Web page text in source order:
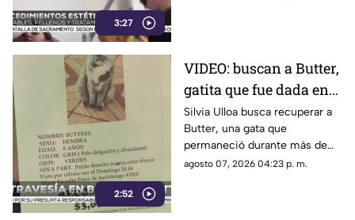
3:27
2:52
VIDEO: buscan a Butter,
gatita que fue dada en
adopción tras
desaparecer en Ciudad
Juárez
Silvia Ulloa busca recuperar a
Butter, una gata que
permaneció durante más de
cinco años con su familia
agosto 07, 2026 04:23 p. m.